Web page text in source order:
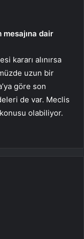
mesajına dair
kararı alınırsa
uzun bir
göre son
de var. Meclis
olabiliyor.